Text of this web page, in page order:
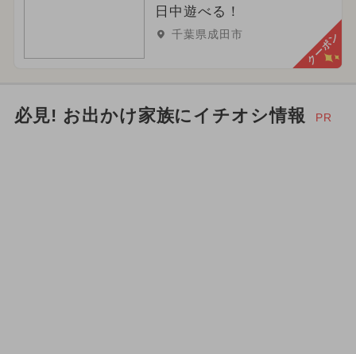
日中遊べる！
千葉県成田市 クーポン
必見! お出かけ家族にイチオシ情報 PR